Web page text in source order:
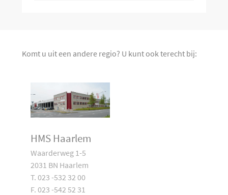
Komt u uit een andere regio? U kunt ook terecht bij:
HMS Haarlem
Waarderweg 1-5
2031 BN Haarlem
T. 023 -532 32 00
F. 023 -542 52 31